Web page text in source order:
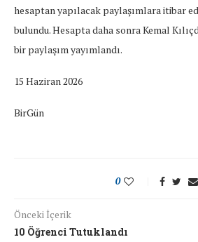
hesaptan yapılacak paylaşımlara itibar
bulundu. Hesapta daha sonra Kemal
bir paylaşım yayımlandı.
15 Haziran 2026
BirGün
0
Önceki İçerik
10 Öğrenci Tutuklandı